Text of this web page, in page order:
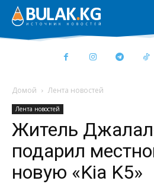
Домой Лента новостей
Лента новостей
Житель
подарил
новую «Kia K5»